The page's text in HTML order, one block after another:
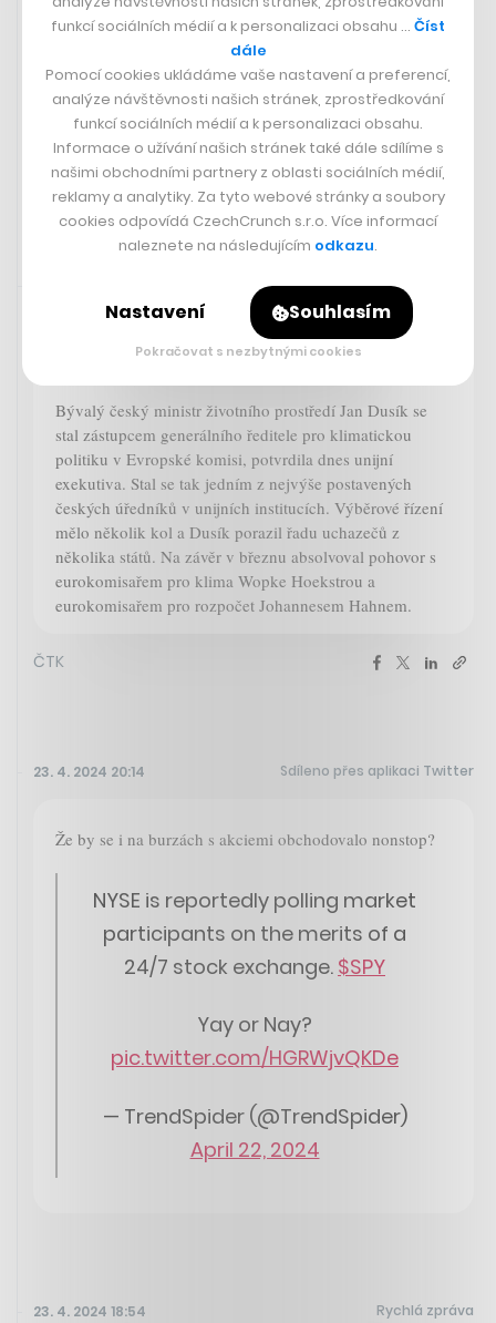
Podcast
Vsadil na Rohlík i Slevomat.
Kalibr typu Tomáše Čupra
potkáte jednou za dekádu, říká
investor Pavel Mucha
Rychlá zpráva
Český exministr Dusík získal jeden z
nejvyšších postů v Bruselu
Bývalý český ministr životního prostředí Jan Dusík se
stal zástupcem generálního ředitele pro klimatickou
politiku v Evropské komisi, potvrdila dnes unijní
exekutiva. Stal se tak jedním z nejvýše postavených
českých úředníků v unijních institucích. Výběrové řízení
mělo několik kol a Dusík porazil řadu uchazečů z
několika států. Na závěr v březnu absolvoval pohovor s
eurokomisařem pro klima Wopke Hoekstrou a
eurokomisařem pro rozpočet Johannesem Hahnem.
ČTK
23. 4. 2024 20:14 Sdíleno přes aplikaci Twitter
Že by se i na burzách s akciemi obchodovalo nonstop?
NYSE is reportedly polling market
participants on the merits of a
24/7 stock exchange. $SPY
Yay or Nay?
pic.twitter.com/HGRWjvQKDe
— TrendSpider (@TrendSpider)
April 22, 2024
23. 4. 2024 18:54 Rychlá zpráva
funkcí sociálních médií a k personalizaci obsahu … Číst
dále
Pomocí cookies ukládáme vaše nastavení a preferencí,
analýze návštěvnosti našich stránek, zprostředkování
funkcí sociálních médií a k personalizaci obsahu.
Informace o užívání našich stránek také dále sdílíme s
našimi obchodními partnery z oblasti sociálních médií,
reklamy a analytiky. Za tyto webové stránky a soubory
cookies odpovídá CzechCrunch s.r.o. Více informací
naleznete na následujícím odkazu.
Nastavení Souhlasím
Pokračovat s nezbytnými cookies